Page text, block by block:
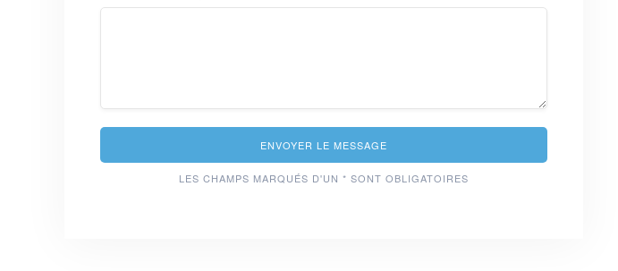
ENVOYER LE MESSAGE
LES CHAMPS MARQUÉS D'UN * SONT OBLIGATOIRES